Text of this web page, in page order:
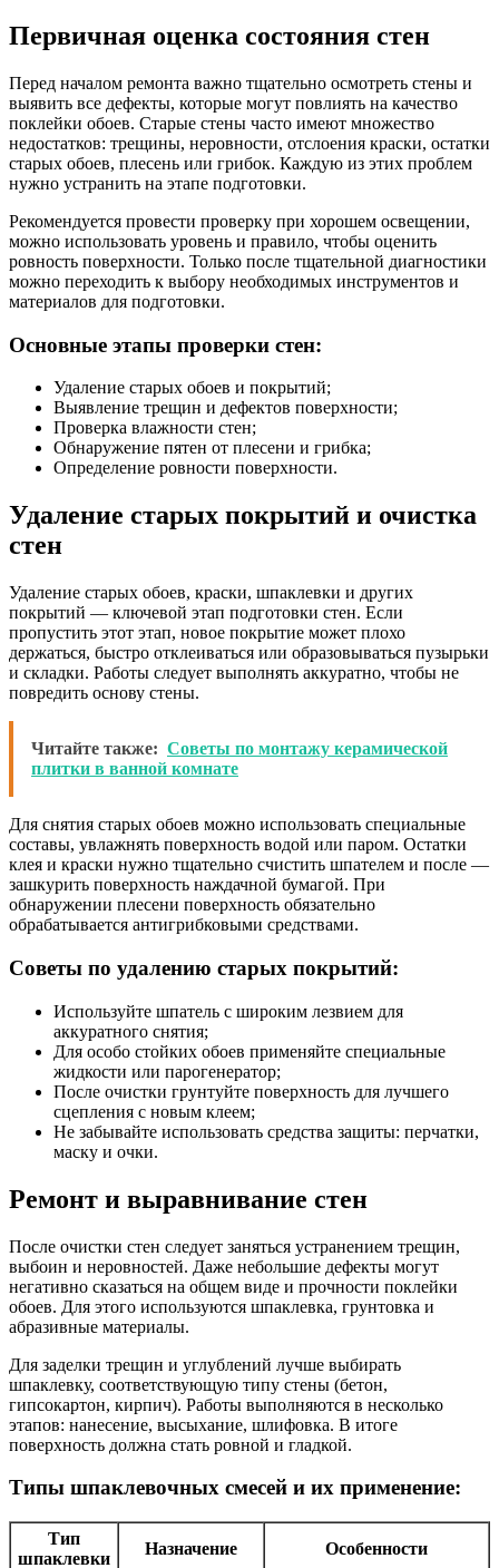
Первичная оценка состояния стен
Перед началом ремонта важно тщательно осмотреть стены и
выявить все дефекты, которые могут повлиять на качество
поклейки обоев. Старые стены часто имеют множество
недостатков: трещины, неровности, отслоения краски, остатки
старых обоев, плесень или грибок. Каждую из этих проблем
нужно устранить на этапе подготовки.
Рекомендуется провести проверку при хорошем освещении,
можно использовать уровень и правило, чтобы оценить
ровность поверхности. Только после тщательной диагностики
можно переходить к выбору необходимых инструментов и
материалов для подготовки.
Основные этапы проверки стен:
Удаление старых обоев и покрытий;
Выявление трещин и дефектов поверхности;
Проверка влажности стен;
Обнаружение пятен от плесени и грибка;
Определение ровности поверхности.
Удаление старых покрытий и очистка
стен
Удаление старых обоев, краски, шпаклевки и других
покрытий — ключевой этап подготовки стен. Если
пропустить этот этап, новое покрытие может плохо
держаться, быстро отклеиваться или образовываться пузырьки
и складки. Работы следует выполнять аккуратно, чтобы не
повредить основу стены.
Читайте также: Советы по монтажу керамической
плитки в ванной комнате
Для снятия старых обоев можно использовать специальные
составы, увлажнять поверхность водой или паром. Остатки
клея и краски нужно тщательно счистить шпателем и после —
зашкурить поверхность наждачной бумагой. При
обнаружении плесени поверхность обязательно
обрабатывается антигрибковыми средствами.
Советы по удалению старых покрытий:
Используйте шпатель с широким лезвием для
аккуратного снятия;
Для особо стойких обоев применяйте специальные
жидкости или парогенератор;
После очистки грунтуйте поверхность для лучшего
сцепления с новым клеем;
Не забывайте использовать средства защиты: перчатки,
маску и очки.
Ремонт и выравнивание стен
После очистки стен следует заняться устранением трещин,
выбоин и неровностей. Даже небольшие дефекты могут
негативно сказаться на общем виде и прочности поклейки
обоев. Для этого используются шпаклевка, грунтовка и
абразивные материалы.
Для заделки трещин и углублений лучше выбирать
шпаклевку, соответствующую типу стены (бетон,
гипсокартон, кирпич). Работы выполняются в несколько
этапов: нанесение, высыхание, шлифовка. В итоге
поверхность должна стать ровной и гладкой.
Типы шпаклевочных смесей и их применение:
Тип
шпаклевки
Назначение Особенности